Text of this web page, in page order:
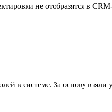
не отобразятся в
в системе. За основу взяли